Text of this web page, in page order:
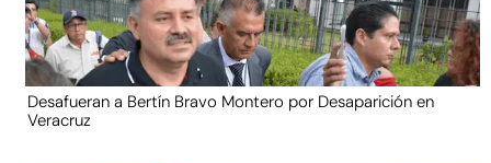
Desafueran a Bertín Bravo Montero por Desaparición en
Veracruz